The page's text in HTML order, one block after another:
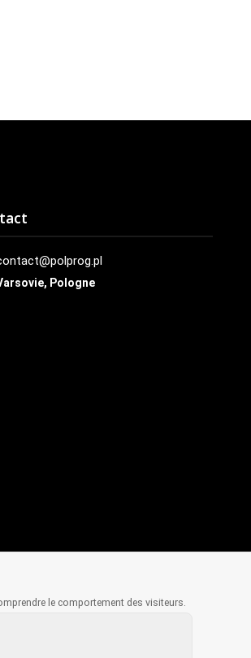
Pologne
le comportement des visiteurs.